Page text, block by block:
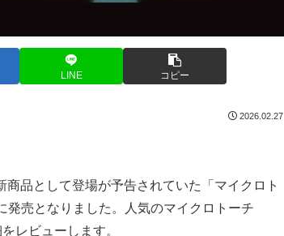
LINE コピー
2026.02.27
品として登場が予告されていた「マイクロト
発売となりました。人気のマイクロトーチ
レビューします。